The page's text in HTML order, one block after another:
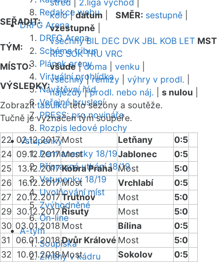
Redakce webu
DRFG Arena
DRFG Arena
Schéma tribun
Plánek areny
Virtuální prohlídka
Návštěvní řád
Veřejné bruslení
PRESS: pro novináře
Rozpis ledové plochy
Vstupenky
Permanentky 18/19
Přípravná utkání 18/19
Vstupenky 18/19
Uvolňování míst
Zvýhodněné
On-line
A-tým
Soupiska
Změny v kádru
střed
2.liga východ
SEŘADIT:
kolo|datum SMĚR: sestupně
vzestupně
TÝM:
všechny BIL DEC DVK JBL KOB LET MST
RIS SOK TRU VRC
MÍSTO:
všude|doma venku
VÝSLEDKY:
všechny|remízy výhry v prodl.
nájezdy|prodl. nebo náj. s nulou
Zobrazittabulkutéto sezóny a soutěže.
Tučně je vyznačen tým soupeře.
22 02.12.2017Most Letňany
0:5
24 09.12.2017Most Jablonec
0:5
25
13.12.2017Kobra Praha Most
5:0
26
16.12.2017Most Vrchlabí
0:5
27 20.12.2017Trutnov Most
5:0
29 30.12.2017Řisuty Most
5:0
30 03.01.2018 Most Bílina
0:5
31
06.01.2018Dvůr Králové Most
5:0
32 10.01.2018Most Sokolov
0:5